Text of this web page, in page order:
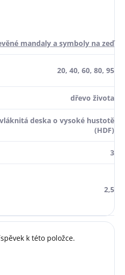
mandaly a symboly na zeď
20, 40, 60, 80, 95
dřevo života
deska o vysoké hustotě
(HDF)
3
2,5
k této položce.